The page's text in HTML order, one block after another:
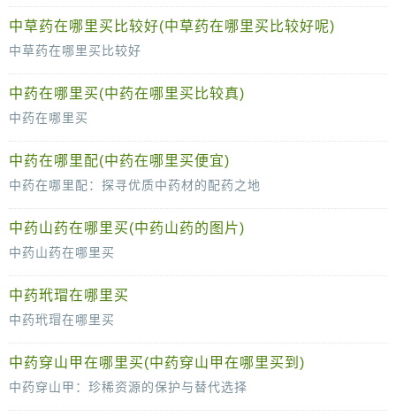
中草药在哪里买比较好(中草药在哪里买比较好呢)
中草药在哪里买比较好
中药在哪里买(中药在哪里买比较真)
中药在哪里买
中药在哪里配(中药在哪里买便宜)
中药在哪里配：探寻优质中药材的配药之地
中药山药在哪里买(中药山药的图片)
中药山药在哪里买
中药玳瑁在哪里买
中药玳瑁在哪里买
中药穿山甲在哪里买(中药穿山甲在哪里买到)
中药穿山甲：珍稀资源的保护与替代选择